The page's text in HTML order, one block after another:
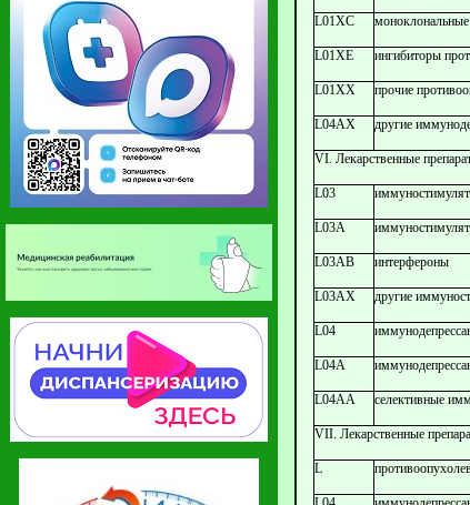
L01XC моноклональные
L01XE ингибиторы
L01XX прочие
L04AX другие
VI. Лекарственные
L03
L03A
L03AB интерфероны
L03AX другие
L04
L04A
L04AA селективные
VII. Лекарственные
L